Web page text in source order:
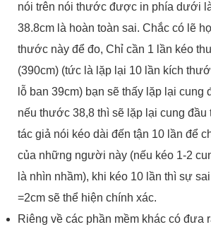
nói trên nói thước được in phía dưới
38.8cm là hoàn toàn sai. Chắc có lẽ
thước này để đo, Chỉ cần 1 lần kéo
(390cm) (tức là lặp lại 10 lần kích
lỗ ban 39cm) bạn sẽ thấy lặp lại cung
nếu thước 38,8 thì sẽ lặp lại cung
tác giả nói kéo dài đến tận 10 lần để
của những người này (nếu kéo 1-2
là nhìn nhầm), khi kéo 10 lần thì sự
=2cm sẽ thể hiện chính xác.
Riêng về các phần mềm khác có đưa